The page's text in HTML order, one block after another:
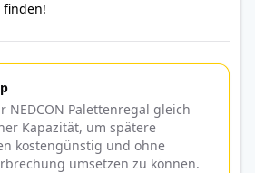
finden!
NEDCON Palettenregal gleich
Kapazität, um spätere
kostengünstig und ohne
umsetzen zu können.